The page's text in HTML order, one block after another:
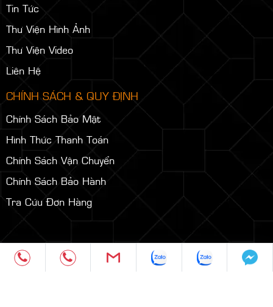
Tin Tức
Thư Viện Hình Ảnh
Thư Viện Video
Liên Hệ
CHÍNH SÁCH & QUY ĐỊNH
Chính Sách Bảo Mật
Hình Thức Thanh Toán
Chính Sách Vận Chuyển
Chính Sách Bảo Hành
Tra Cứu Đơn Hàng